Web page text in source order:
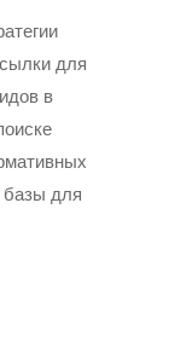
для
в
базы для